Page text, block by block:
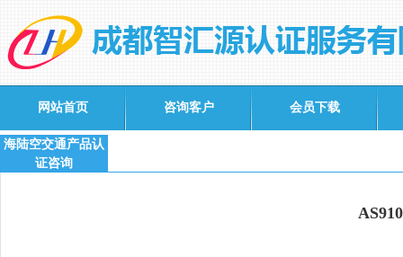
网站首页 咨询客户 会员下载
海陆空交通产品认
证咨询